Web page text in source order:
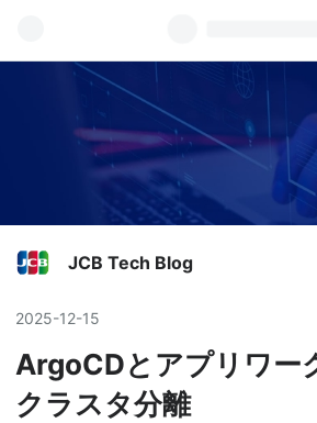
JCB Tech Blog
2025-12-15
ArgoCDとアプリワー
クラスタ分離